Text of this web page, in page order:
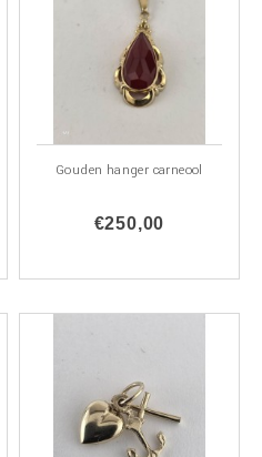
Gouden hanger carneool
€250,00